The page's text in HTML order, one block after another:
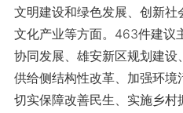
文明建设和绿色发展、创新
文化产业等方面。463件建议
协同发展、雄安新区规划建
供给侧结构性改革、加强环境
切实保障改善民生、实施乡